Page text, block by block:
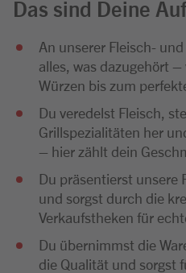
Das sind Deine
An unserer Fleisch-
alles, was dazugehört
Würzen bis zum
Du veredelst Fleisch,
Grillspezialitäten her
– hier zählt dein
Du präsentierst unsere
und sorgst durch die
Verkaufstheken für
Du übernimmst die
die Qualität und sorgst